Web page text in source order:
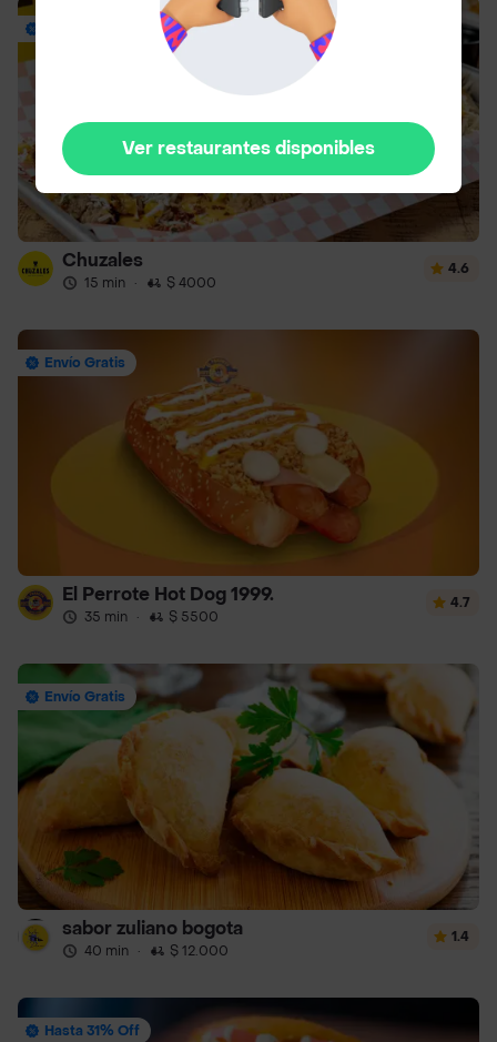
Chuzales
15 min · $ 4000
4.6
Envío Gratis
El Perrote Hot Dog 1999.
35 min · $ 5500
4.7
Envío Gratis
sabor zuliano bogota
40 min · $ 12.000
1.4
Hasta 31% Off
Ver restaurantes disponibles